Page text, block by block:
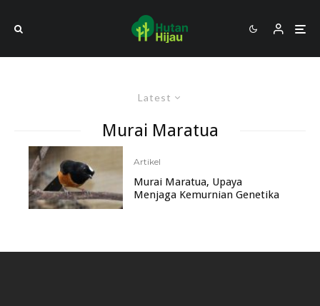
Latest
Murai Maratua
Artikel
Murai Maratua, Upaya
Menjaga Kemurnian Genetika